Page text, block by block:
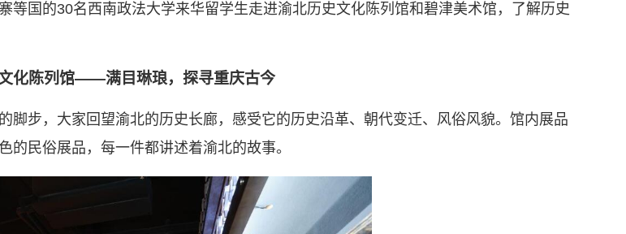
等国的30名西南政法大学来华留学生走进渝北历史文化陈列馆和碧津美术馆，了解历史
化陈列馆——满目琳琅，探寻重庆古今
脚步，大家回望渝北的历史长廊，感受它的历史沿革、朝代变迁、风俗风貌。馆内展品
民俗展品，每一件都讲述着渝北的故事。